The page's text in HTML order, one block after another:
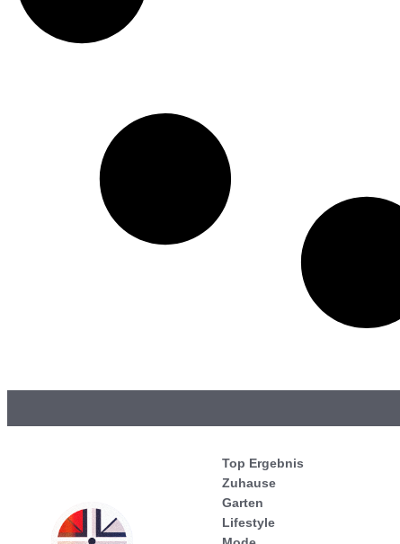
Top Ergebnis
Zuhause
Garten
Lifestyle